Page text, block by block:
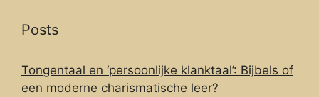
Posts
Tongentaal en ‘persoonlijke klanktaal’: Bijbels of
een moderne charismatische leer?